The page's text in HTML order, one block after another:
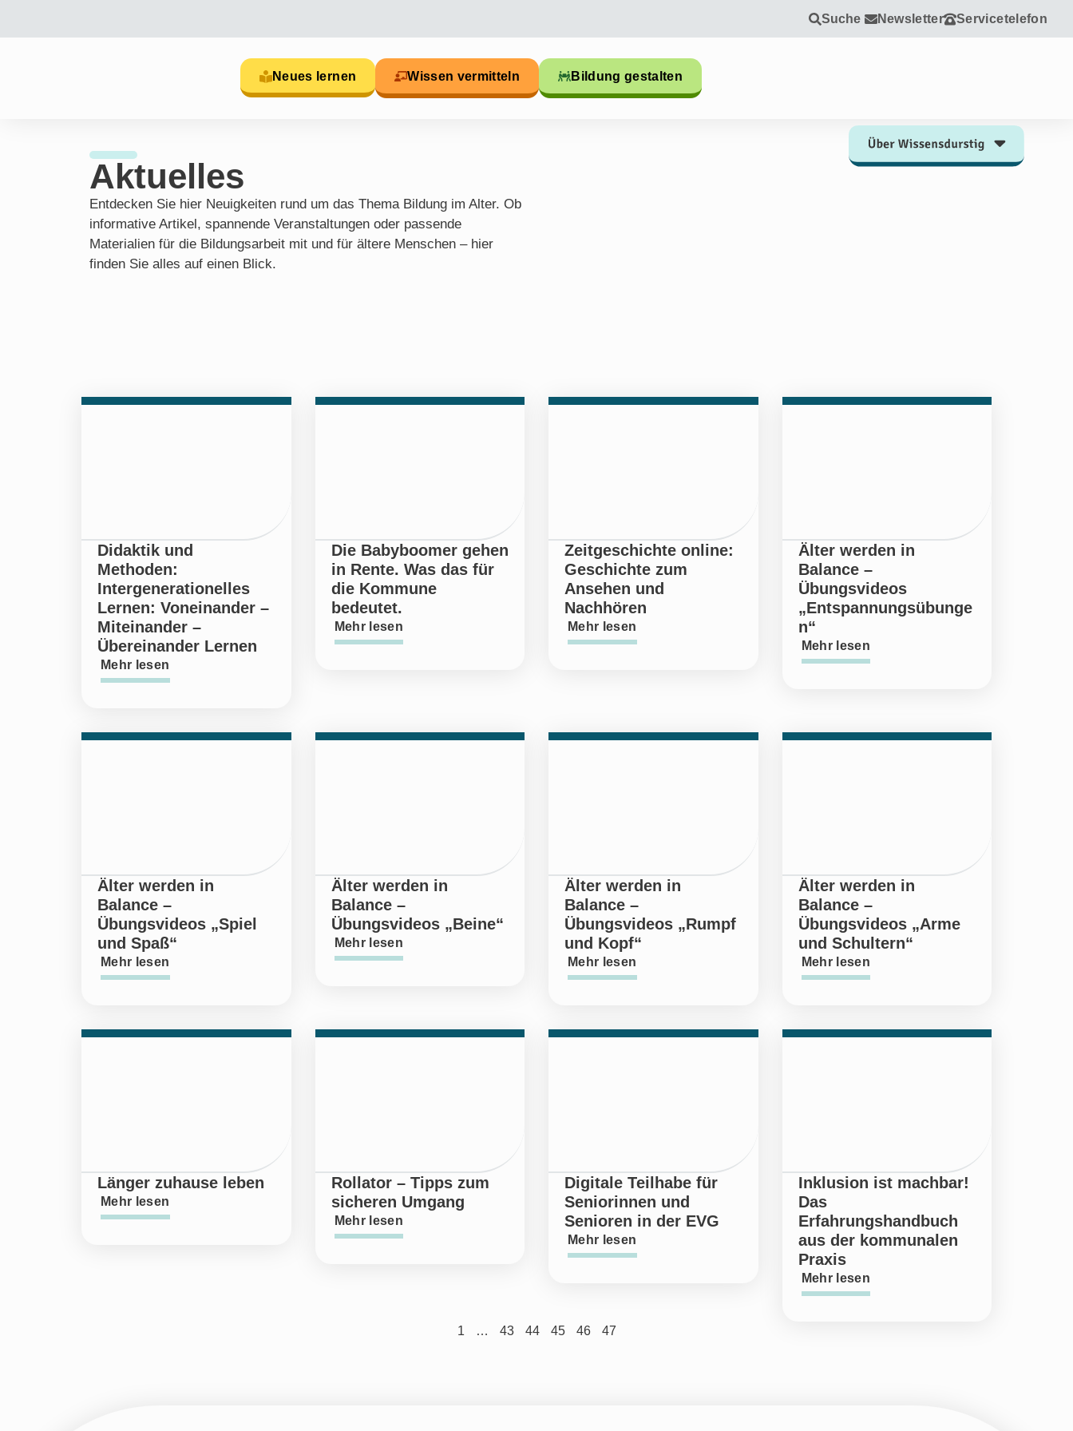
Suche Newsletter Servicetelefon
Neues lernen Wissen vermitteln Bildung gestalten
Aktuelles
Entdecken Sie hier Neuigkeiten rund um das Thema Bildung im Alter. Ob
informative Artikel, spannende Veranstaltungen oder passende
Materialien für die Bildungsarbeit mit und für ältere Menschen – hier
finden Sie alles auf einen Blick.
Didaktik und
Methoden:
Intergenerationelles
Lernen: Voneinander –
Miteinander –
Übereinander Lernen
Mehr lesen
Die Babyboomer gehen
in Rente. Was das für
die Kommune
bedeutet.
Mehr lesen
Zeitgeschichte online:
Geschichte zum
Ansehen und
Nachhören
Mehr lesen
Älter werden in
Balance –
Übungsvideos
„Entspannungsübunge
n“
Mehr lesen
Älter werden in
Balance –
Übungsvideos „Spiel
und Spaß“
Mehr lesen
Älter werden in
Balance –
Übungsvideos „Beine“
Mehr lesen
Älter werden in
Balance –
Übungsvideos „Rumpf
und Kopf“
Mehr lesen
Älter werden in
Balance –
Übungsvideos „Arme
und Schultern“
Mehr lesen
Länger zuhause leben
Mehr lesen
Rollator – Tipps zum
sicheren Umgang
Mehr lesen
Digitale Teilhabe für
Seniorinnen und
Senioren in der EVG
Mehr lesen
Inklusion ist machbar!
Das
Erfahrungshandbuch
aus der kommunalen
Praxis
Mehr lesen
1 … 43 44 45 46 47